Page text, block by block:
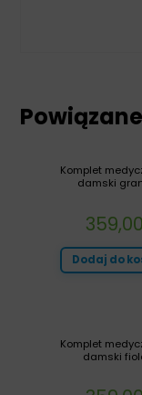
Komplet
damski
359,00
Dodaj do
Komplet
damski